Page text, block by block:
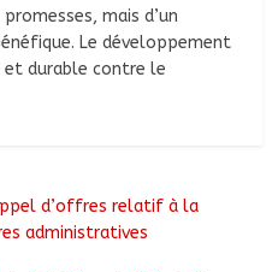
mais d’un
Le développement
durable contre le
d’offres relatif à la
administratives